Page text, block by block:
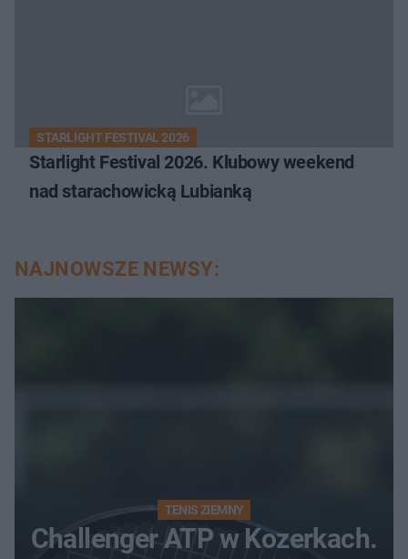
STARLIGHT FESTIVAL 2026
Starlight Festival 2026. Klubowy weekend
nad starachowicką Lubianką
NAJNOWSZE NEWSY:
TENIS ZIEMNY
Challenger ATP w Kozerkach.